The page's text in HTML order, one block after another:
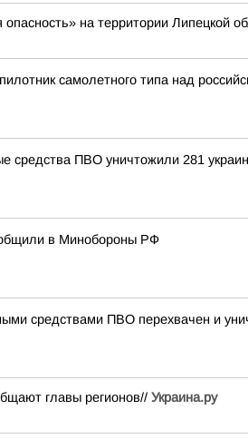
на территории Липецкой
самолетного типа над
средства ПВО уничтожили 281
в Минобороны РФ
средствами ПВО перехвачен и
главы регионов// Украина.ру